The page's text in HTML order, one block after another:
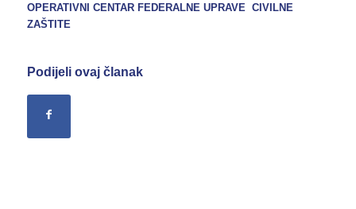
OPERATIVNI CENTAR FEDERALNE UPRAVE CIVILNE
ZAŠTITE
Podijeli ovaj članak